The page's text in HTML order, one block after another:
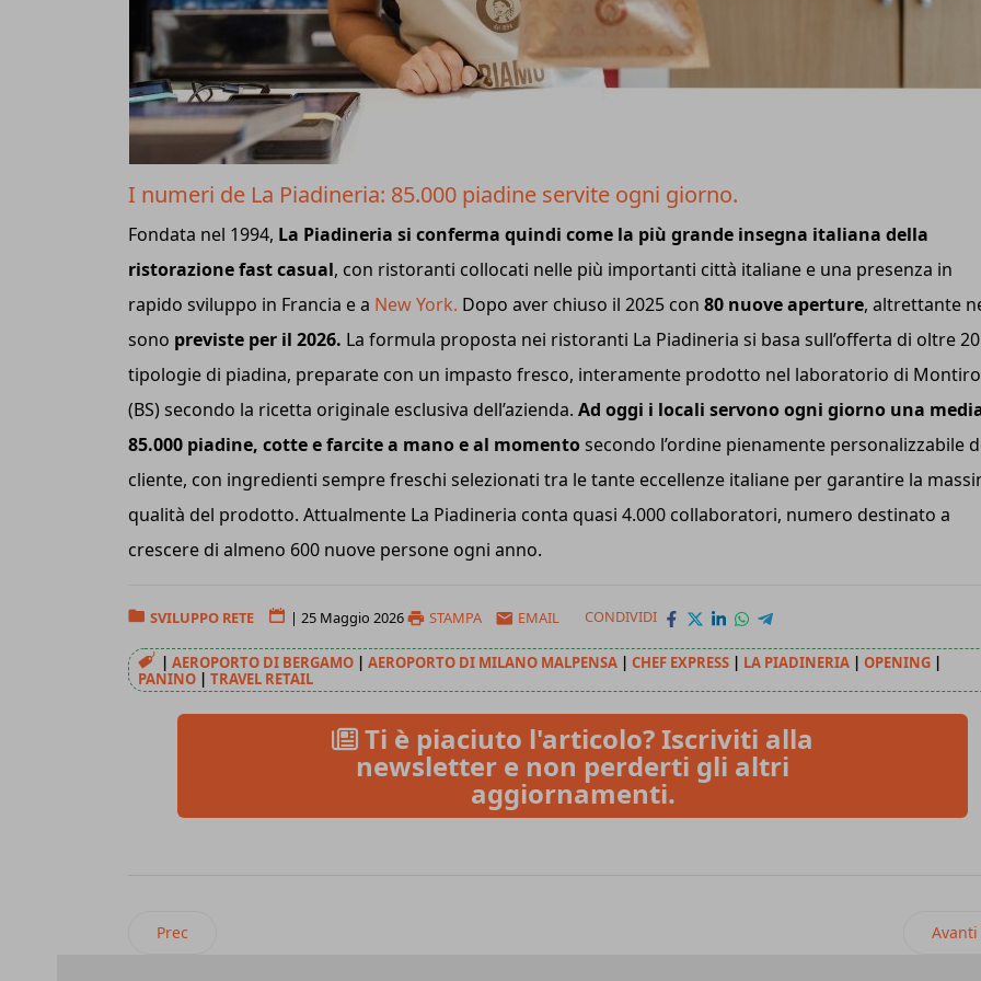
I numeri de La Piadineria: 85.000 piadine servite ogni giorno.
Fondata nel 1994, La Piadineria si conferma quindi come la più grande insegna italiana della
ristorazione fast casual, con ristoranti collocati nelle più importanti città italiane e una presenza in
rapido sviluppo in Francia e a New York. Dopo aver chiuso il 2025 con 80 nuove aperture, altrettante
sono previste per il 2026. La formula proposta nei ristoranti La Piadineria si basa sull’offerta di oltre 20
tipologie di piadina, preparate con un impasto fresco, interamente prodotto nel laboratorio di
(BS) secondo la ricetta originale esclusiva dell’azienda. Ad oggi i locali servono ogni giorno una
85.000 piadine, cotte e farcite a mano e al momentosecondo l’ordine pienamente personalizzabile
cliente, con ingredienti sempre freschi selezionati tra le tante eccellenze italiane per garantire la
qualità del prodotto. Attualmente La Piadineria conta quasi 4.000 collaboratori, numero destinato a
crescere di almeno 600 nuove persone ogni anno.
SVILUPPO RETE | 25 Maggio 2026 STAMPA EMAIL CONDIVIDI
| AEROPORTO DI BERGAMO | AEROPORTO DI MILANO MALPENSA | CHEF EXPRESS | LA PIADINERIA | OPENING |
PANINO | TRAVEL RETAIL
Ti è piaciuto l'articolo? Iscriviti alla
newsletter e non perderti gli altri
aggiornamenti.
Articolo precedente: KFC doppietta in Lombardia, dentro e fuori Milano
Prec Avanti